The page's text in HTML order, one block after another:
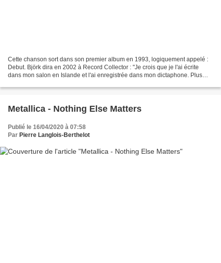
Cette chanson sort dans son premier album en 1993, logiquement appelé :
Debut. Björk dira en 2002 à Record Collector : "Je crois que je l'ai écrite
dans mon salon en Islande et l'ai enregistrée dans mon dictaphone. Plus
Metallica - Nothing Else Matters
Publié le 16/04/2020 à 07:58
Par Pierre Langlois-Berthelot